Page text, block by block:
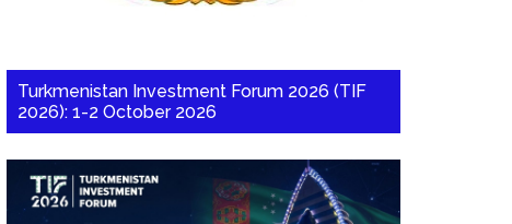
Turkmenistan Investment Forum 2026 (TIF
2026): 1-2 October 2026